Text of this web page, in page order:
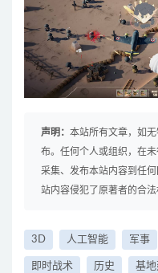
声明： 本站所有文章，如
布。任何个人或组织，在
采集、发布本站内容到任
站内容侵犯了原著者的合
3D 人工智能 军事
即时战术 历史 基